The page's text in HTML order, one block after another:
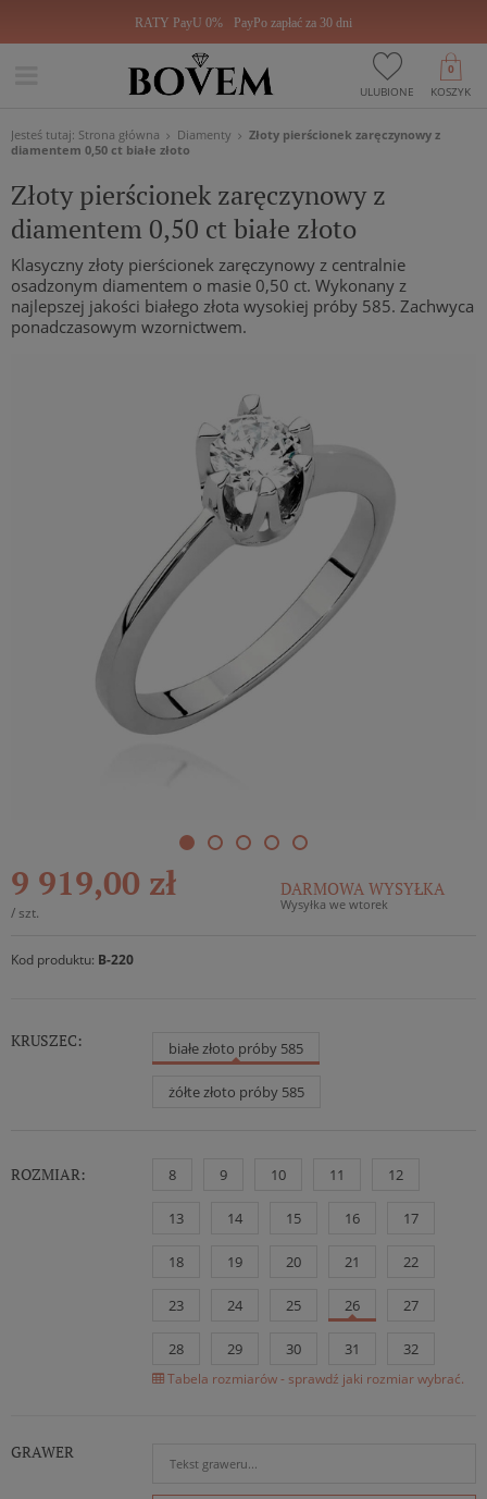
RATY PayU 0% PayPo zapłać za 30 dni
ULUBIONE KOSZYK
0
Jesteś tutaj: Strona główna Diamenty
Złoty pierścionek zaręczynowy z
diamentem 0,50 ct białe złoto
Złoty pierścionek zaręczynowy z
diamentem 0,50 ct białe złoto
Klasyczny złoty pierścionek zaręczynowy z centralnie
osadzonym diamentem o masie 0,50 ct. Wykonany z
najlepszej jakości białego złota wysokiej próby 585. Zachwyca
ponadczasowym wzornictwem.
9 919,00 zł
/ szt.
DARMOWA WYSYŁKA
Wysyłka we wtorek
Kod produktu: B-220
KRUSZEC: białe złoto próby 585
żółte złoto próby 585
ROZMIAR: 8 9 10 11 12
13 14 15 16 17
18 19 20 21 22
23 24 25 26 27
28 29 30 31 32
Tabela rozmiarów - sprawdź jaki rozmiar wybrać.
GRAWER